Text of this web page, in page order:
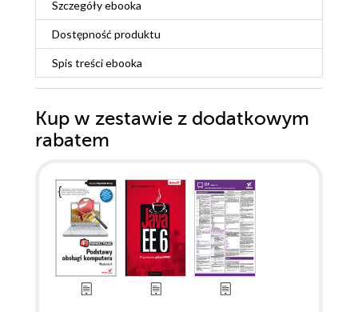
Szczegółyebooka
Dostępność produktu
Spis treściebooka
Kup w zestawie z dodatkowym
rabatem